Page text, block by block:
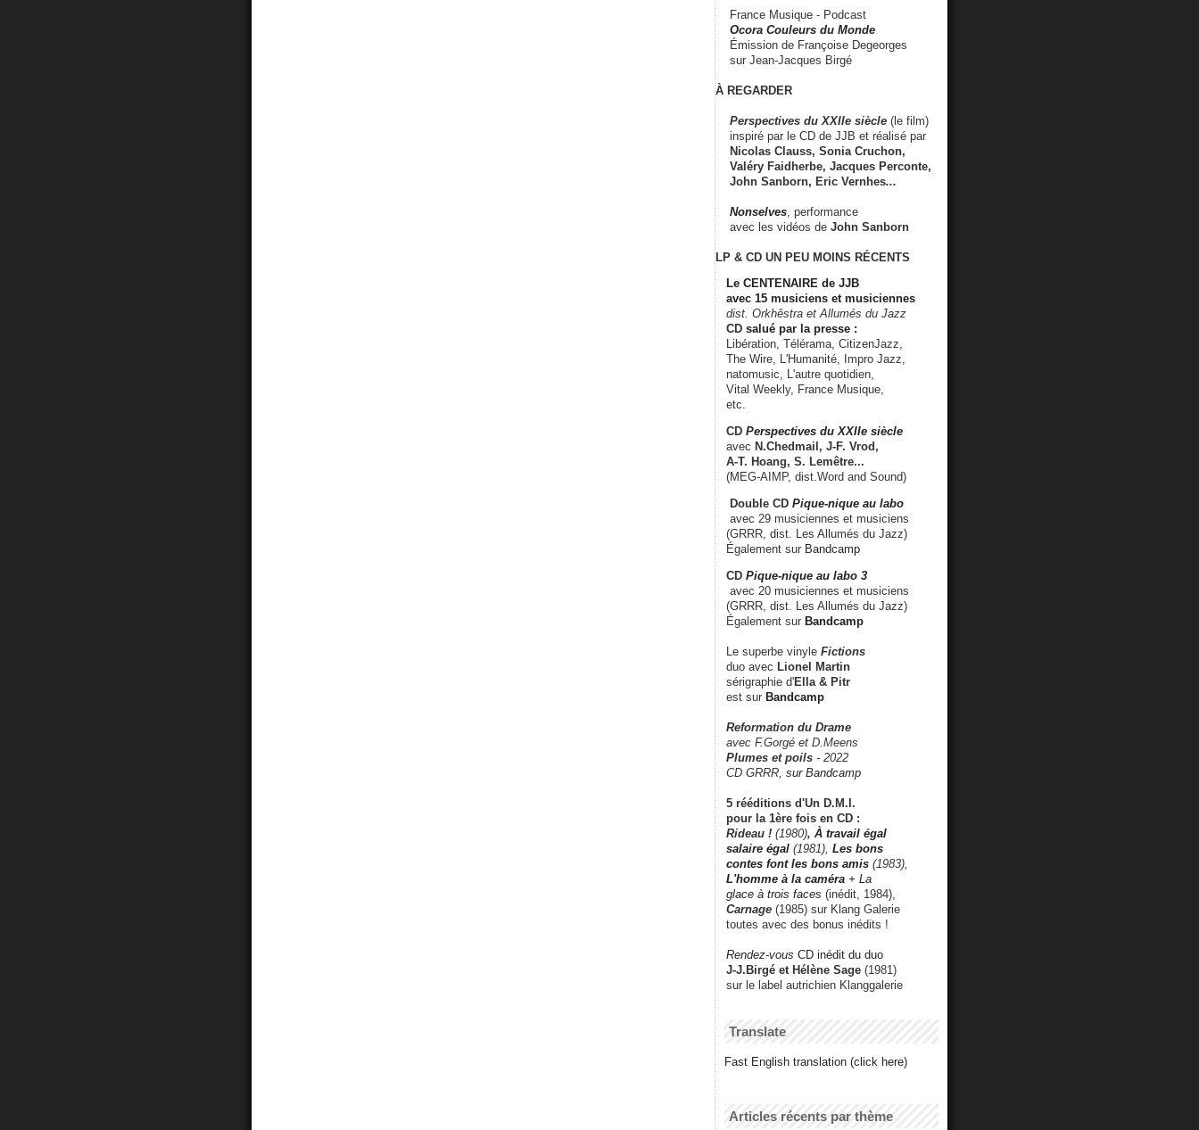
France Musique - Podcast
Ocora Couleurs du Monde
Émission de Françoise Degeorges
sur Jean-Jacques Birgé
À REGARDER
Perspectives du XXIIe siècle (le film)
inspiré par le CD de JJB et réalisé par
Nicolas Clauss, Sonia Cruchon,
Valéry Faidherbe, Jacques Perconte,
John Sanborn, Eric Vernhes...
Nonselves , performance
avec les vidéos de John Sanborn
LP & CD UN PEU MOINS RÉCENTS
Le CENTENAIRE de JJB
avec 15 musiciens et musiciennes
dist. Orkhêstra et Allumés du Jazz
CD salué par la presse :
Libération, Télérama, CitizenJazz,
The Wire, L'Humanité, Impro Jazz,
natomusic, L'autre quotidien,
Vital Weekly, France Musique,
etc.
CD Perspectives du XXIIe siècle
avec N.Chedmail, J-F. Vrod,
A-T. Hoang, S. Lemêtre...
(MEG-AIMP, dist.Word and Sound)
Double CD Pique-nique au labo
avec 29 musiciennes et musiciens
(GRRR, dist. Les Allumés du Jazz)
Également sur Bandcamp
CD Pique-nique au labo 3
avec 20 musiciennes et musiciens
(GRRR, dist. Les Allumés du Jazz)
Également sur Bandcamp
Le superbe vinyle Fictions
duo avec Lionel Martin
sérigraphie d'Ella & Pitr
est sur Bandcamp
Reformation du Drame
avec F.Gorgé et D.Meens
Plumes et poils - 2022
CD GRRR, sur Bandcamp
5 rééditions d'Un D.M.I.
pour la 1ère fois en CD :
Rideau ! (1980), À travail égal
salaire égal (1981), Les bons
contes font les bons amis (1983),
L'homme à la caméra + La
glace à trois faces (inédit, 1984),
Carnage (1985) sur Klang Galerie
toutes avec des bonus inédits !
Rendez-vous CD inédit du duo
J-J.Birgé et Hélène Sage (1981)
sur le label autrichien Klanggalerie
Translate
Fast English translation (click here)
Articles récents par thème